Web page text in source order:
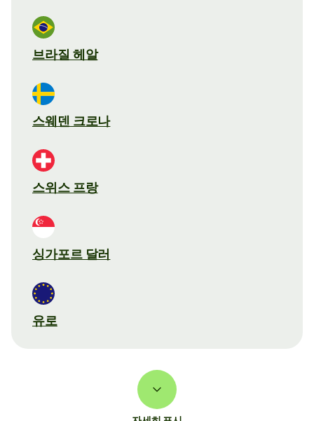
브라질 헤알
스웨덴 크로나
스위스 프랑
싱가포르 달러
유로